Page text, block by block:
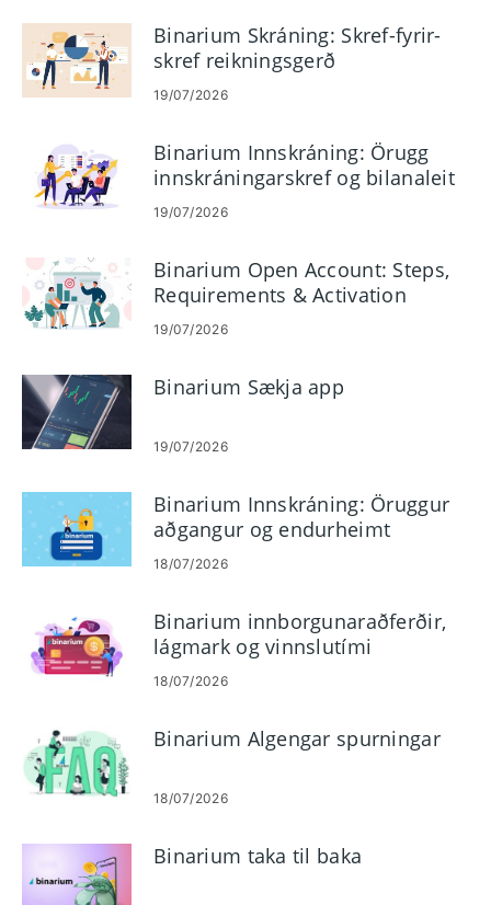
Binarium Skráning: Skref-fyrir-
skref reikningsgerð
19/07/2026
Binarium Innskráning: Örugg
innskráningarskref og bilanaleit
19/07/2026
Binarium Open Account: Steps,
Requirements & Activation
19/07/2026
Binarium Sækja app
19/07/2026
Binarium Innskráning: Öruggur
aðgangur og endurheimt
lykilorðs
18/07/2026
Binarium innborgunaraðferðir,
lágmark og vinnslutími
18/07/2026
Binarium Algengar spurningar
18/07/2026
Binarium taka til baka